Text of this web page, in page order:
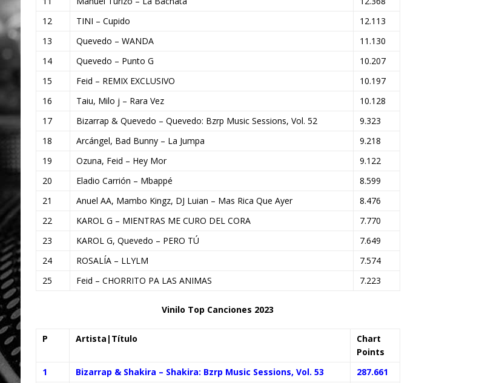
12
TINI – Cupido
12.113
13
Quevedo – WANDA
11.130
14
Quevedo – Punto G
10.207
15
Feid – REMIX EXCLUSIVO
10.197
16
Taiu, Milo j – Rara Vez
10.128
17
Bizarrap & Quevedo – Quevedo: Bzrp Music Sessions, Vol. 52
9.323
18
Arcángel, Bad Bunny – La Jumpa
9.218
19
Ozuna, Feid – Hey Mor
9.122
20
Eladio Carrión – Mbappé
8.599
21
Anuel AA, Mambo Kingz, DJ Luian – Mas Rica Que Ayer
8.476
22
KAROL G – MIENTRAS ME CURO DEL CORA
7.770
23
KAROL G, Quevedo – PERO TÚ
7.649
24
ROSALÍA – LLYLM
7.574
25
Feid – CHORRITO PA LAS ANIMAS 7.223
Vinilo Top Canciones 2023
P Artista|Título
Chart
Points
1
Bizarrap & Shakira – Shakira: Bzrp Music Sessions, Vol. 53
287.661